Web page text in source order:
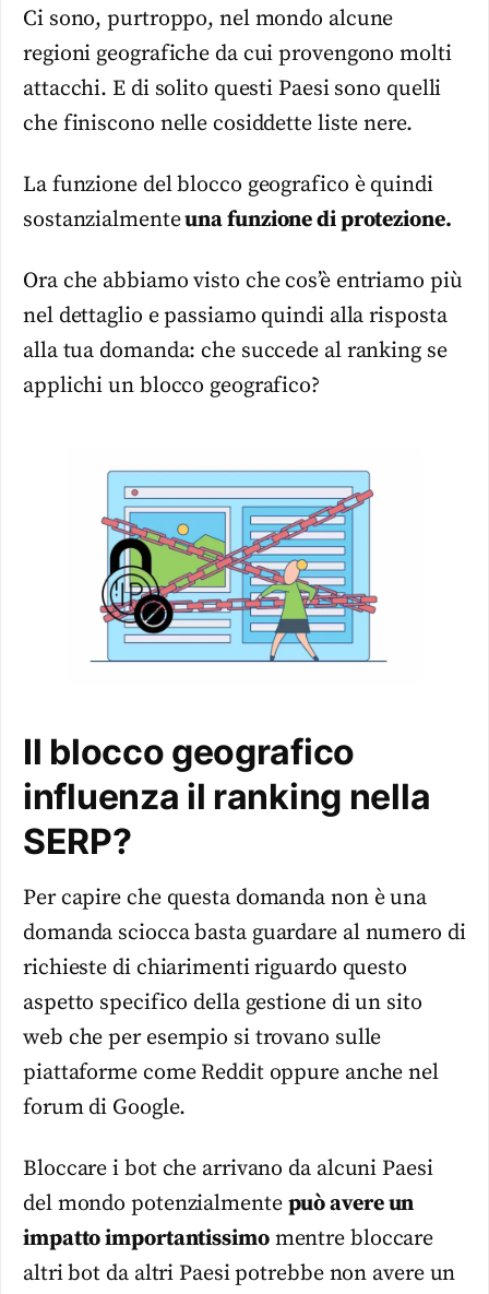
Ci sono, purtroppo, nel mondo alcune
regioni geografiche da cui provengono molti
attacchi. E di solito questi Paesi sono quelli
che finiscono nelle cosiddette liste nere.
La funzione del blocco geografico è quindi
sostanzialmenteuna funzione di protezione.
Ora che abbiamo visto che cos’è entriamo più
nel dettaglio e passiamo quindi alla risposta
alla tua domanda: che succede al ranking se
applichi un blocco geografico?
Il blocco geografico
influenza il ranking nella
SERP?
Per capire che questa domanda non è una
domanda sciocca basta guardare al numero di
richieste di chiarimenti riguardo questo
aspetto specifico della gestione di un sito
web che per esempio si trovano sulle
piattaforme come Reddit oppure anche nel
forum di Google.
Bloccare i bot che arrivano da alcuni Paesi
del mondo potenzialmente può avere un
impatto importantissimomentre bloccare
altri bot da altri Paesi potrebbe non avere un